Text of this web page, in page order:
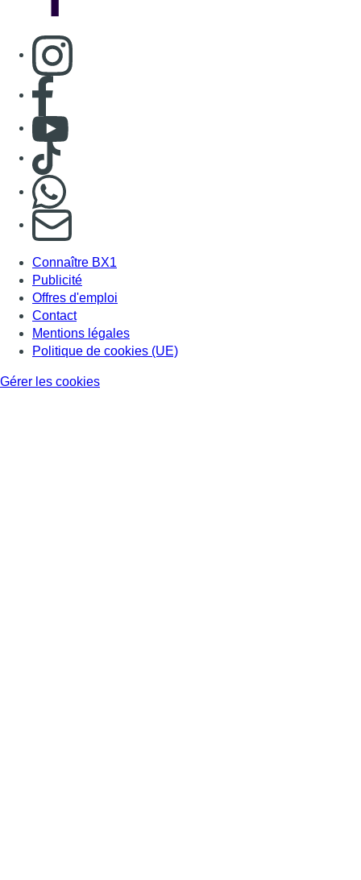
Consulter page Instagram
Consulter page Facebook
Consulter Youtube
Consulter TikTok
S'abonner à notre newsletter
Connaître BX1
Publicité
Offres d'emploi
Contact
Mentions légales
Politique de cookies (UE)
Gérer les cookies